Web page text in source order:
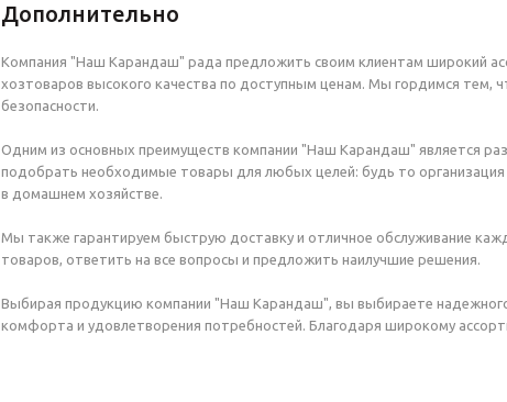
Дополнительно
Компания "Наш Карандаш" рада предложить своим клиентам широкий
хозтоваров высокого качества по доступным ценам. Мы гордимся тем,
безопасности.
Одним из основных преимуществ компании "Наш Карандаш" является
подобрать необходимые товары для любых целей: будь то
в домашнем хозяйстве.
Мы также гарантируем быструю доставку и отличное обслуживание
товаров, ответить на все вопросы и предложить наилучшие решения.
Выбирая продукцию компании "Наш Карандаш", вы выбираете
комфорта и удовлетворения потребностей. Благодаря широкому